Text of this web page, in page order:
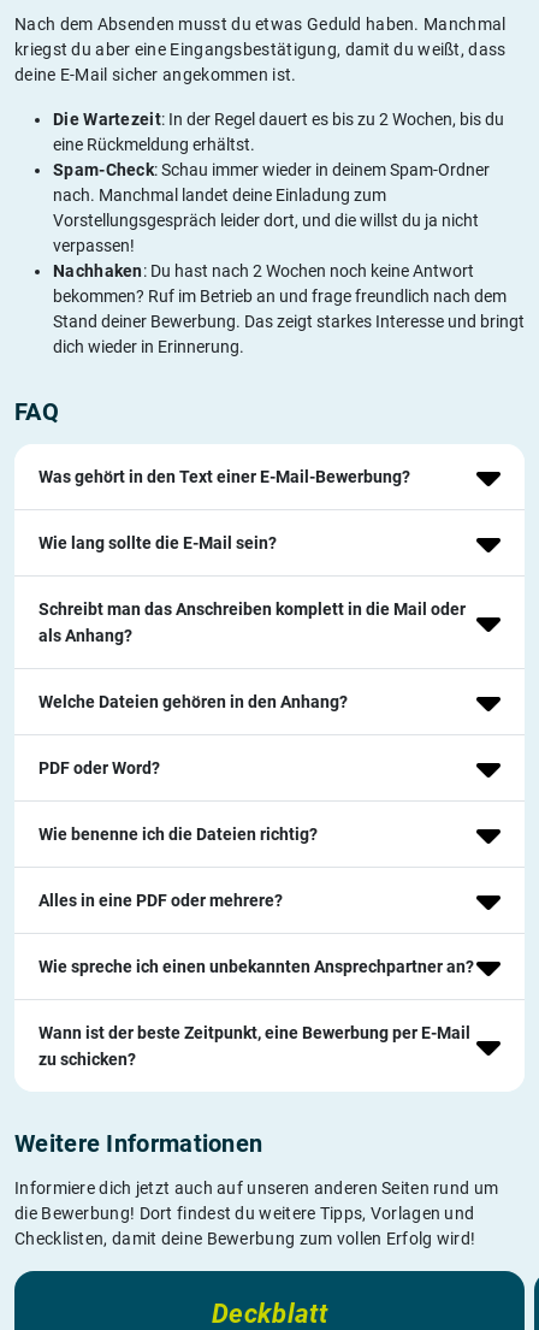
Nach dem Absenden musst du etwas Geduld haben. Manchmal
kriegst du aber eine Eingangsbestätigung, damit du weißt, dass
deine E-Mail sicher angekommen ist.
Die Wartezeit: In der Regel dauert es bis zu 2 Wochen, bis du
eine Rückmeldung erhältst.
Spam-Check: Schau immer wieder in deinem Spam-Ordner
nach. Manchmal landet deine Einladung zum
Vorstellungsgespräch leider dort, und die willst du ja nicht
verpassen!
Nachhaken: Du hast nach 2 Wochen noch keine Antwort
bekommen? Ruf im Betrieb an und frage freundlich nach dem
Stand deiner Bewerbung. Das zeigt starkes Interesse und bringt
dich wieder in Erinnerung.
FAQ
Was gehört in den Text einer E-Mail-Bewerbung?
Wie lang sollte die E-Mail sein?
Schreibt man das Anschreiben komplett in die Mail oder
als Anhang?
Welche Dateien gehören in den Anhang?
PDF oder Word?
Wie benenne ich die Dateien richtig?
Alles in eine PDF oder mehrere?
Wie spreche ich einen unbekannten Ansprechpartner an?
Wann ist der beste Zeitpunkt, eine Bewerbung per E-Mail
zu schicken?
Weitere Informationen
Informiere dich jetzt auch auf unseren anderen Seiten rund um
die Bewerbung! Dort findest du weitere Tipps, Vorlagen und
Checklisten, damit deine Bewerbung zum vollen Erfolg wird!
Deckblatt